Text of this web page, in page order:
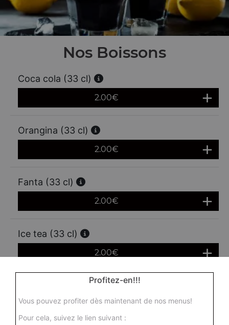
Nos Boissons
Coca cola (33 cl)
2.00€
Orangina (33 cl)
2.00€
Fanta (33 cl)
2.00€
Ice tea (33 cl)
2.00€
2.00€
Profitez-en!!!
Vous pouvez profiter dès maintenant de nos menus!
Pour cela, suivez le lien suivant :